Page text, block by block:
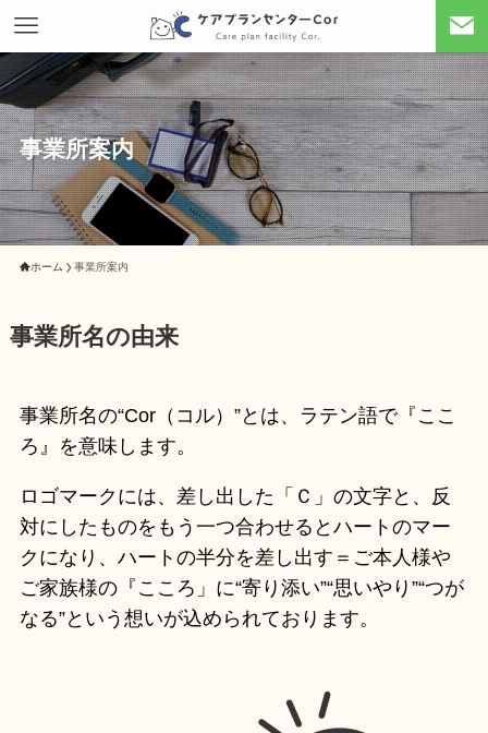
事業所案内
ホーム 事業所案内
事業所名の由来
事業所名の“Cor（コル）”とは、ラテン語で『ここ
ろ』を意味します。
ロゴマークには、差し出した「Ｃ」の文字と、反
対にしたものをもう一つ合わせるとハートのマー
クになり、ハートの半分を差し出す＝ご本人様や
ご家族様の『こころ」に“寄り添い”“思いやり”“つが
なる”という想いが込められております。